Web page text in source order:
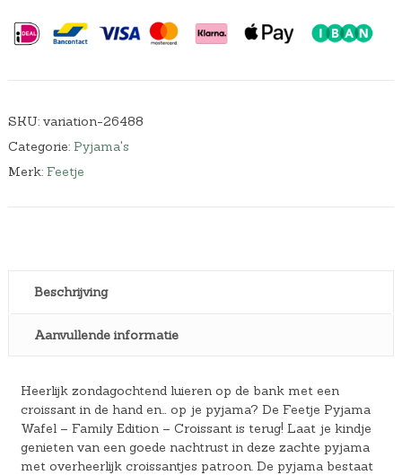
SKU: variation-26488
Categorie: Pyjama's
Merk: Feetje
Beschrijving
Aanvullende informatie
Heerlijk zondagochtend luieren op de bank met een
croissant in de hand en… op je pyjama? De Feetje Pyjama
Wafel – Family Edition – Croissant is terug! Laat je kindje
genieten van een goede nachtrust in deze zachte pyjama
met overheerlijk croissantjes patroon. De pyjama bestaat